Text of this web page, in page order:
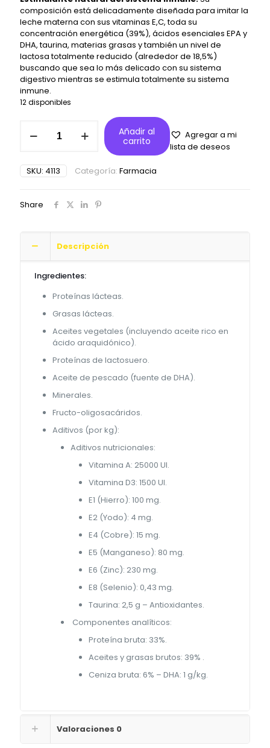
composición está delicadamente diseñada para imitar la
leche materna con sus vitaminas E,C, toda su
concentración energética (39%), ácidos esenciales EPA y
DHA, taurina, materias grasas y también un nivel de
lactosa totalmente reducido (alrededor de 18,5%)
buscando que sea lo más delicado con su sistema
digestivo mientras se estimula totalmente su sistema
inmune.
12 disponibles
Canin
300gr
para
Añadir al
carrito
Agregar a mi
lista de deseos
SKU: 4113 Categoría: Farmacia
Share
Descripción
Ingredientes:
Proteínas lácteas.
Grasas lácteas.
Aceites vegetales (incluyendo aceite rico en
ácido araquidónico).
Proteínas de lactosuero.
Aceite de pescado (fuente de DHA).
Minerales.
Fructo-oligosacáridos.
Aditivos (por kg):
Aditivos nutricionales:
Vitamina A: 25000 UI.
Vitamina D3: 1500 UI.
E1 (Hierro): 100 mg.
E2 (Yodo): 4 mg.
E4 (Cobre): 15 mg.
E5 (Manganeso): 80 mg.
E6 (Zinc): 230 mg.
E8 (Selenio): 0,43 mg.
Taurina: 2,5 g – Antioxidantes.
Componentes analíticos:
Proteína bruta: 33%.
Aceites y grasas brutos: 39% .
Ceniza bruta: 6% – DHA: 1 g/kg.
Valoraciones 0